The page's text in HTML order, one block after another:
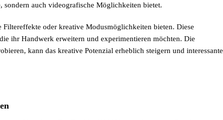
auch videografische Möglichkeiten bietet.
oder kreative Modusmöglichkeiten bieten. Diese
ihr Handwerk erweitern und experimentieren möchten. Die
kann das kreative Potenzial erheblich steigern und interessante